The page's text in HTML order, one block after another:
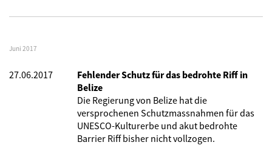
Juni 2017
27.06.2017
Fehlender Schutz für das bedrohte Riff in
Belize
Die Regierung von Belize hat die
versprochenen Schutzmassnahmen für das
UNESCO-Kulturerbe und akut bedrohte
Barrier Riff bisher nicht vollzogen.